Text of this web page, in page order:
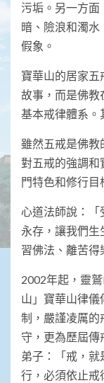
污垢。另一方
暗、險浪和濁
假象。
寶華山的居家五
故事，而是佛教
基本戒律體系。
雖然五戒是佛
對五戒的強調和
門特色和修行目
心道法師說：
永存，讓我們
習佛法、離苦得
2002年起，靈
山」寶華山律
制，嚴謹凌厲的
守，更為歷屆傳
弟子：「戒，
行，必須依止戒